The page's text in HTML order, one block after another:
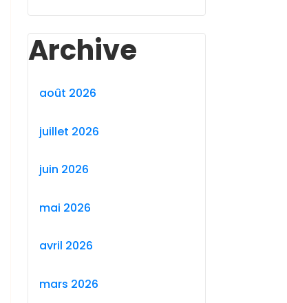
Archive
août 2026
juillet 2026
juin 2026
mai 2026
avril 2026
mars 2026